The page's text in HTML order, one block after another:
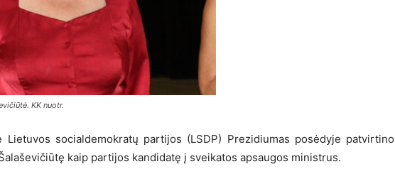
KK nuotr.
Lietuvos socialdemokratų partijos (LSDP) Prezidiumas posėdyje patvirtino
kaip partijos kandidatę į sveikatos apsaugos ministrus.